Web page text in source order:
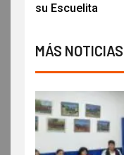
su Escuelita
MÁS NOTICIAS